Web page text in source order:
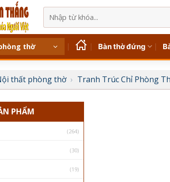
kiếm:
thờ Bàn thờ đứng
thất phòng thờ › Tranh Trúc Chỉ Phòng
PHẨM
(264)
(30)
(19)